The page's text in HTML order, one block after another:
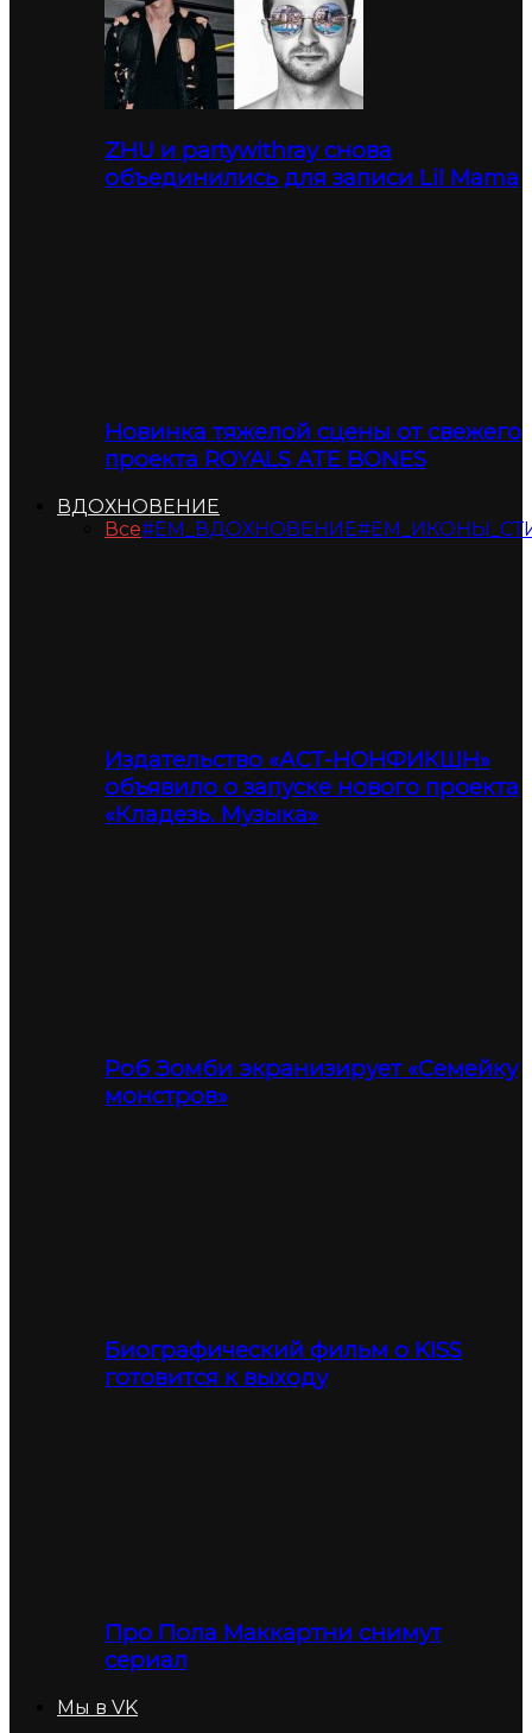
ZHU и partywithray снова
объединились для записи Lil Mama
Новинка тяжелой сцены от свежего
проекта ROYALS ATE BONES
ВДОХНОВЕНИЕ
Все#ЕМ_ВДОХНОВЕНИЕ
Издательство «АСТ-НОНФИКШН»
объявило о запуске нового проекта
«Кладезь. Музыка»
Роб Зомби экранизирует «Семейку
монстров»
Биографический фильм о KISS
готовится к выходу
Про Пола Маккартни снимут
сериал
Мы в VK